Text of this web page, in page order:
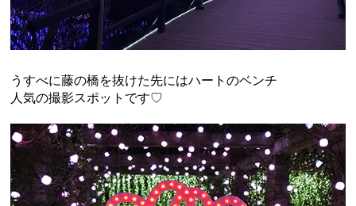
うすべに藤の橋を抜けた先にはハートのベンチ
人気の撮影スポットです♡